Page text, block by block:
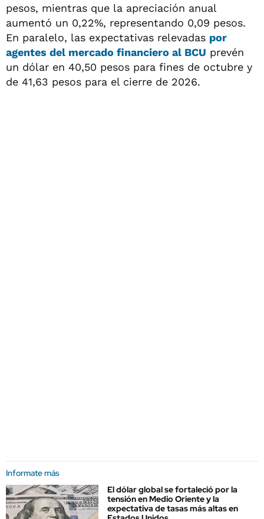
pesos, mientras que la apreciación anual
aumentó un 0,22%, representando 0,09 pesos.
En paralelo, las expectativas relevadas por
agentes del mercado financiero al BCU prevén
un dólar en 40,50 pesos para fines de octubre y
de 41,63 pesos para el cierre de 2026.
Informate más
El dólar global se fortaleció por la
tensión en Medio Oriente y la
expectativa de tasas más altas en